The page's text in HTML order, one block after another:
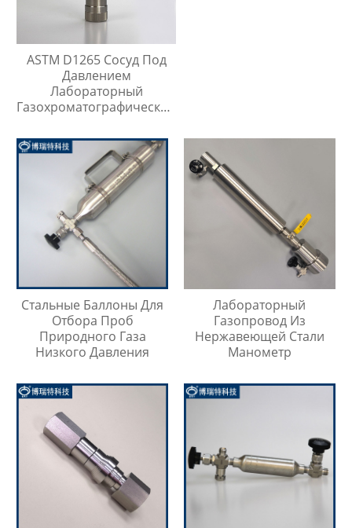
ASTM D1265 Сосуд Под
Давлением
Лабораторный
Газохроматографический
Стальные Баллоны Для
Отбора Проб
Природного Газа
Низкого Давления
Лабораторный
Газопровод Из
Нержавеющей Стали
Манометр